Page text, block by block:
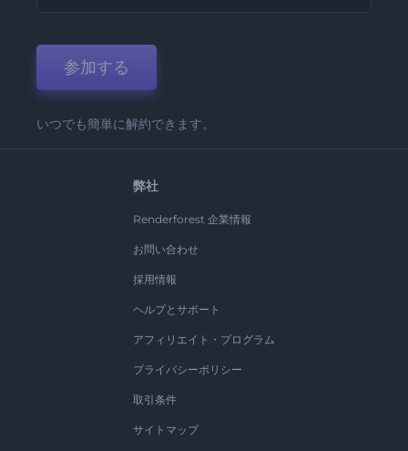
参加する
いつでも簡単に解約できます。
弊社
Renderforest 企業情報
お問い合わせ
採用情報
ヘルプとサポート
アフィリエイト・プログラム
プライバシーポリシー
取引条件
サイトマップ